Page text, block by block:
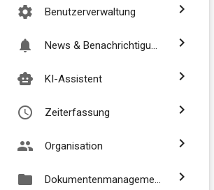
settings Benutzerverwaltung chevron_right
notifications News & Benachrichtigungen chevron_right
smart_toy KI-Assistent chevron_right
access_time Zeiterfassung chevron_right
people Organisation chevron_right
folder Dokumentenmanagement chevron_right